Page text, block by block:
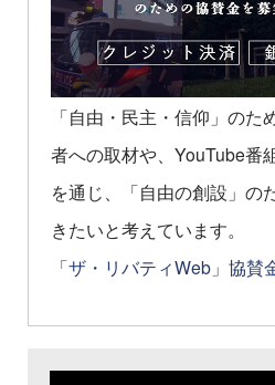
「自由・民主・信仰」の
者への取材や、YouTube番
を通じ、「自由の創設」の
きたいと考えています。
「ザ・リバティWeb」協賛